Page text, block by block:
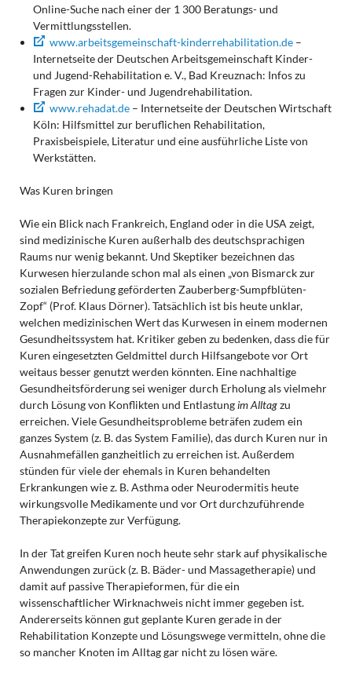
Online-Suche nach einer der 1 300 Beratungs- und
Vermittlungsstellen.
www.arbeitsgemeinschaft-kinderrehabilitation.de –
Internetseite der Deutschen Arbeitsgemeinschaft Kinder-
und Jugend-Rehabilitation e. V., Bad Kreuznach: Infos zu
Fragen zur Kinder- und Jugendrehabilitation.
www.rehadat.de – Internetseite der Deutschen Wirtschaft
Köln: Hilfsmittel zur beruflichen Rehabilitation,
Praxisbeispiele, Literatur und eine ausführliche Liste von
Werkstätten.
Was Kuren bringen
Wie ein Blick nach Frankreich, England oder in die USA zeigt,
sind medizinische Kuren außerhalb des deutschsprachigen
Raums nur wenig bekannt. Und Skeptiker bezeichnen das
Kurwesen hierzulande schon mal als einen „von Bismarck zur
sozialen Befriedung geförderten Zauberberg-Sumpfblüten-
Zopf“ (Prof. Klaus Dörner). Tatsächlich ist bis heute unklar,
welchen medizinischen Wert das Kurwesen in einem modernen
Gesundheitssystem hat. Kritiker geben zu bedenken, dass die für
Kuren eingesetzten Geldmittel durch Hilfsangebote vor Ort
weitaus besser genutzt werden könnten. Eine nachhaltige
Gesundheitsförderung sei weniger durch Erholung als vielmehr
durch Lösung von Konflikten und Entlastungim Alltagzu
erreichen. Viele Gesundheitsprobleme beträfen zudem ein
ganzes System (z. B. das System Familie), das durch Kuren nur in
Ausnahmefällen ganzheitlich zu erreichen ist. Außerdem
stünden für viele der ehemals in Kuren behandelten
Erkrankungen wie z. B. Asthma oder Neurodermitis heute
wirkungsvolle Medikamente und vor Ort durchzuführende
Therapiekonzepte zur Verfügung.
In der Tat greifen Kuren noch heute sehr stark auf physikalische
Anwendungen zurück (z. B. Bäder- und Massagetherapie) und
damit auf passive Therapieformen, für die ein
wissenschaftlicher Wirknachweis nicht immer gegeben ist.
Andererseits können gut geplante Kuren gerade in der
Rehabilitation Konzepte und Lösungswege vermitteln, ohne die
so mancher Knoten im Alltag gar nicht zu lösen wäre.